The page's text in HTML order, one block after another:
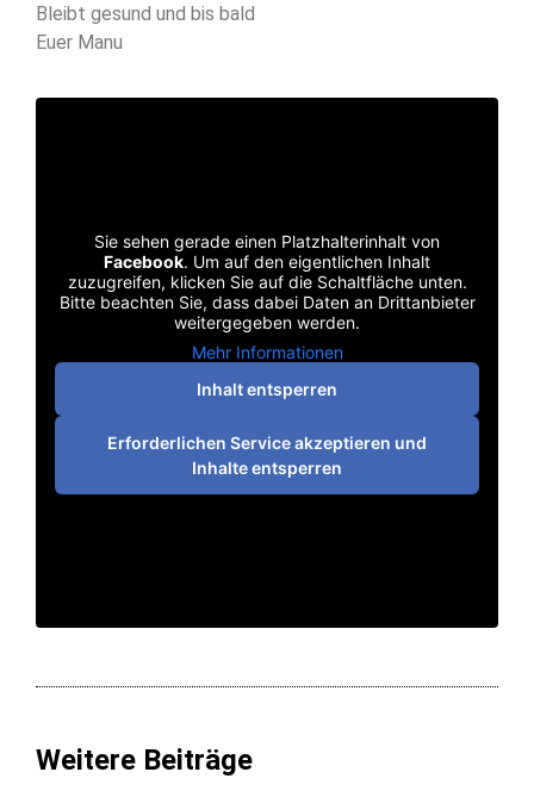
Bleibt gesund und bis bald
Euer Manu
Sie sehen gerade einen Platzhalterinhalt von
Facebook. Um auf den eigentlichen Inhalt
zuzugreifen, klicken Sie auf die Schaltfläche unten.
Bitte beachten Sie, dass dabei Daten an Drittanbieter
weitergegeben werden.
Mehr Informationen
Inhalt entsperren
Erforderlichen Service akzeptieren und
Inhalte entsperren
Weitere Beiträge